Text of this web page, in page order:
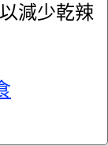
減少乾辣